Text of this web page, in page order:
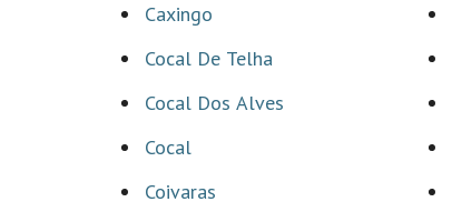
Caxingo
Cocal De Telha
Cocal Dos Alves
Cocal
Coivaras